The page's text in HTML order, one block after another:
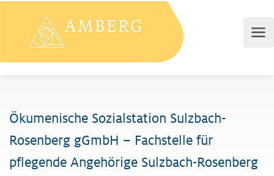
Ökumenische Sozialstation Sulzbach-
Rosenberg gGmbH – Fachstelle für
pflegende Angehörige Sulzbach-Rosenberg